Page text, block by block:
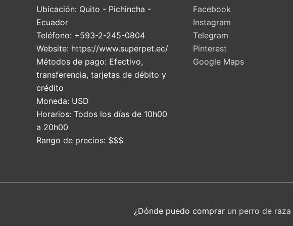
Ubicación: Quito - Pichincha -
Ecuador
Teléfono: +593-2-245-0804
Website: https://www.superpet.ec/
Métodos de pago: Efectivo,
transferencia, tarjetas de débito y
crédito
Moneda: USD
Horarios: Todos los días de 10h00
a 20h00
Rango de precios: $$$
Facebook
Instagram
Telegram
Pinterest
Google Maps
¿Dónde puedo comprar un perro de raza